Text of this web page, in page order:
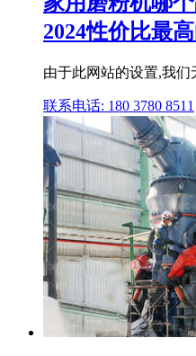
2024性价比最
由于此网站的设置,我们
联系电话: 180 3780 8511